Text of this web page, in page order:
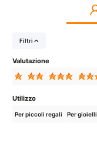
Filtri
Valutazione
Utilizzo
Per piccoli regali Per gioielli